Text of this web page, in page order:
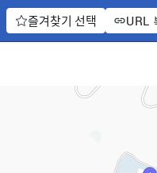
즐겨찾기 선택 URL